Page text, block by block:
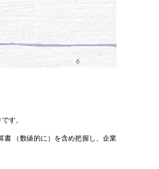
す。
書 （数値的に）を含め把握し、企業